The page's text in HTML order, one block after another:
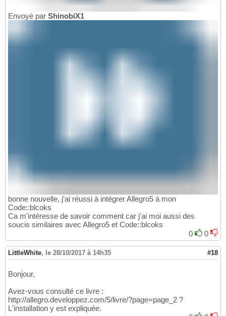
Envoyé par ShinobiX1
bonne nouvelle, j'ai réussi à intégrer Allegro5 à mon
Code::blcoks
Ca m'intéresse de savoir comment car j'ai moi aussi des
soucis similaires avec Allegro5 et Code::blcoks
0
0
LittleWhite, le 28/10/2017 à 14h35 #18
Bonjour,
Avez-vous consulté ce livre :
http://allegro.developpez.com/5/livre/?page=page_2 ?
L'installation y est expliquée.